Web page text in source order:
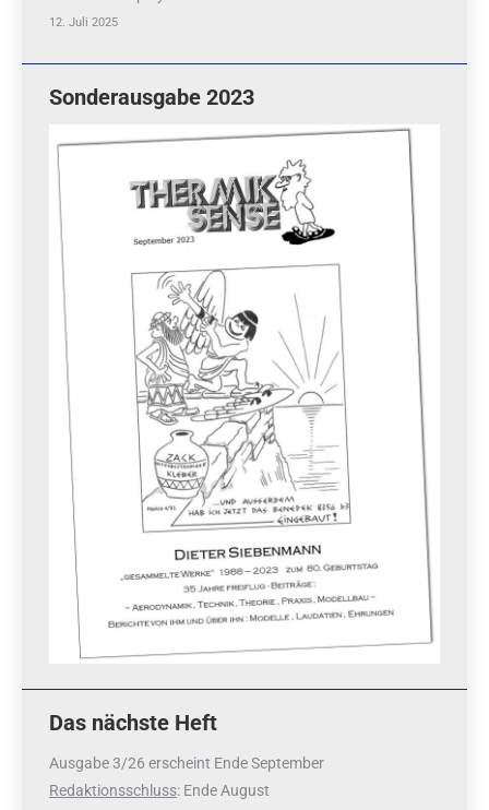
12. Juli 2025
Sonderausgabe 2023
Das nächste Heft
Ausgabe 3/26 erscheint Ende September
Redaktionsschluss: Ende August